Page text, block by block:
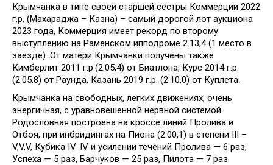
Крымчанка в типе своей старшей сестры Коммерции 2022
г.р. (Махараджа – Казна) – самый дорогой лот аукциона
2023 года, Коммерция имеет рекорд по второму
выступлению на Раменском ипподроме 2.13,4 (1 место в
заезде). От матери Крымчанки получены также
Кимберлит 2011 г.р.(2.05,4) от Биатлона, Курс 2014 г.р.
(2.05,8) от Раунда, Казань 2019 г.р. (2.10,0) от Куплета.
Крымчанка на свободных, легких движениях, очень
энергичная, с уравновешенной нервной системой.
Родословная построена на кроссе линий Пролива и
Отбоя, при инбридингах на Пиона (2.00,1) в степени III –
V,V,V, Кубика IV-IV и усилении течений Пролива — 6 раз,
Успеха — 5 раз, Барчуков — 25 раз, Пилота — 7 раз.